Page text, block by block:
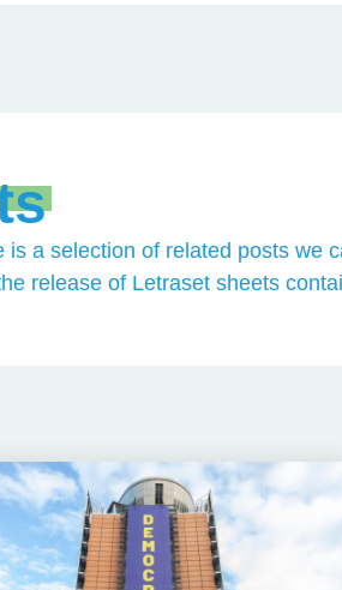
a selection of related posts we
release of Letraset sheets